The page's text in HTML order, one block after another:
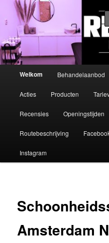
Spring
de
primaire
inhoud
Noord |
Schoonheidssalon Amsterdam
Styling ✅Lash Lifting & Tint ✅
✅Hot Stone
HoofdmenuWelkom Behandelaanbod
Acties Producten
Recensies Openingstijden
Routebeschrijving
Instagram
Amsterdam